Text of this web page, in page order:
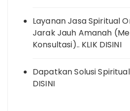
Layanan Jasa Spiritual
Jarak Jauh Amanah
Konsultasi).. KLIK DISINI
Dapatkan Solusi Spiritual
DISINI